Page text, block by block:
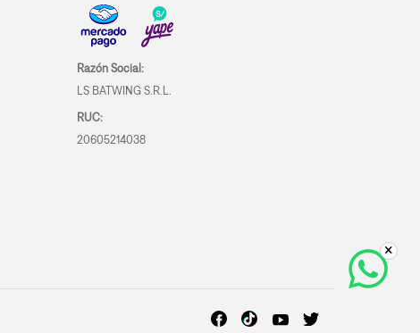
Razón Social:
LS BATWING S.R.L.
RUC:
20605214038